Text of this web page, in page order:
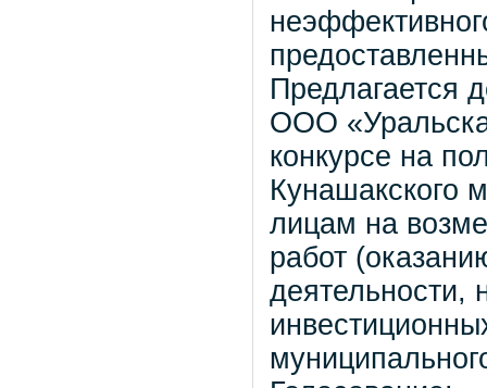
Предлагается
ООО
конкурсе на
Кунашакского
лицам на
работ
деятельности,